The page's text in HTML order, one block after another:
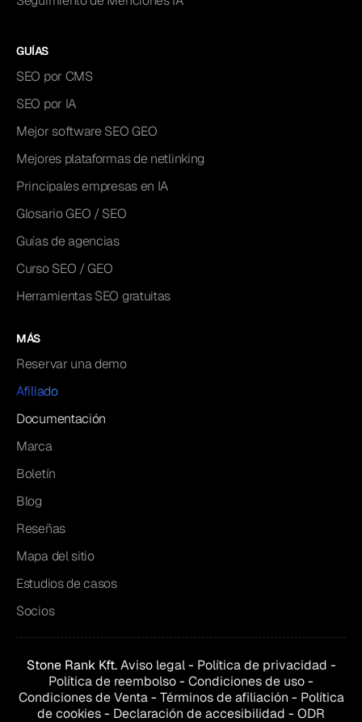
GUÍAS
SEO por CMS
SEO por IA
Mejor software SEO GEO
Mejores plataformas de netlinking
Principales empresas en IA
Glosario GEO / SEO
Guías de agencias
Curso SEO / GEO
Herramientas SEO gratuitas
MÁS
Reservar una demo
Afiliado
Documentación
Marca
Boletín
Blog
Reseñas
Mapa del sitio
Estudios de casos
Socios
Stone Rank Kft.Aviso legal- Política de privacidad -
Política de reembolso- Condiciones de uso-
Condiciones deVenta- Términos de afiliación - Política
de cookies- Declaración de accesibilidad - ODR